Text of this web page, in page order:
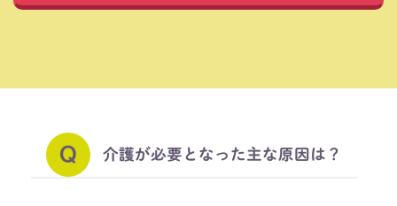
介護が必要となった主な原因は？